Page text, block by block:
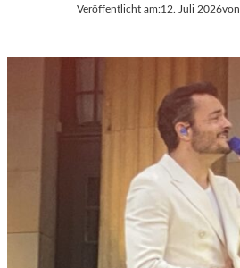
Veröffentlicht am:12. Juli 2026von